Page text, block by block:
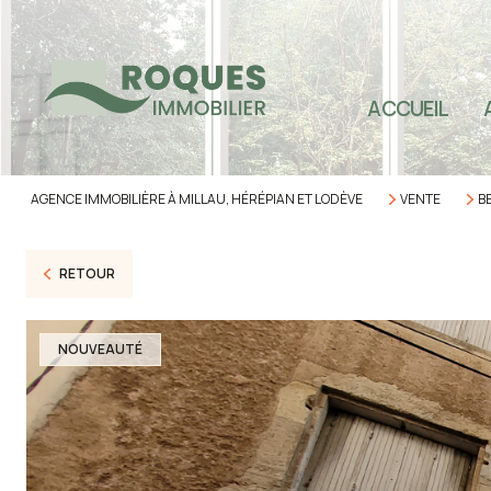
ACCUEIL
AGENCE IMMOBILIÈRE À MILLAU, HÉRÉPIAN ET LODÈVE VENTE
RETOUR
NOUVEAUTÉ